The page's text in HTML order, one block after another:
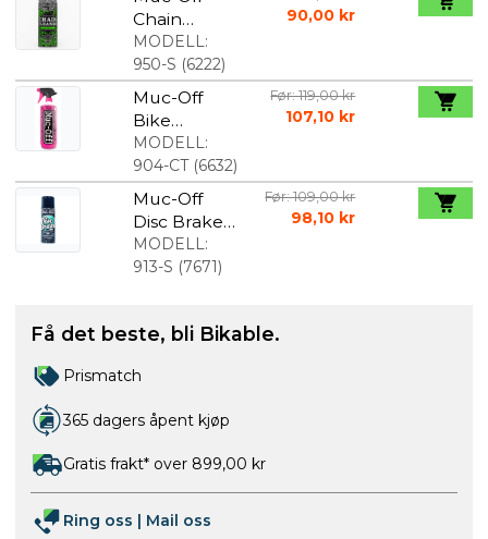
Chain
cleaner 400
ml
MODELL:
950-S (6222)
90,00 kr
Muc-Off
Bike
Cleaner
sykkelvask -
1 liter
MODELL:
904-CT(6632)
Før: 119,00 kr
107,10 kr
Muc-Off
Disc Brake
Cleaner
MODELL:
913-S (7671)
Før: 109,00 kr
98,10 kr
Få det beste, bli Bikable.
Prismatch
365 dagers åpent kjøp
Gratis frakt* over 899,00 kr
Ring oss
Mail oss